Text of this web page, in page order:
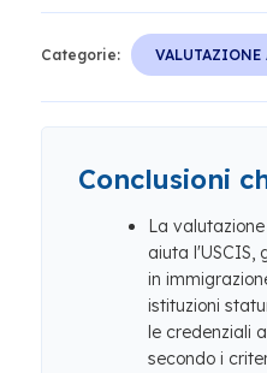
Categorie: VALUTAZIONE
Conclusioni
La
aiuta l'USCIS,
in
istituzioni
le credenziali
secondo i